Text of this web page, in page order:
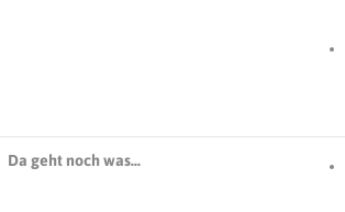
Da geht noch was…